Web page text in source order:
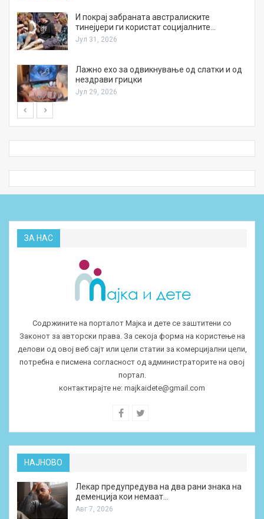
И покрај забраната австралиските
тинејџери ги користат социјалните…
Јул 31, 2026
Лажно ехо за одвикнување од слатки и од
нездрави грицки
Јул 29, 2026
ЗА НАС
Содржините на порталот Мајка и дете се заштитени со
Законот за авторски права. За секоја форма на користење на
делови од овој веб сајт или цели статии за комерцијални цели,
потребна е писмена согласност од администраторите на овој
портал.
контактирајте не: majkaidete@gmail.com
НАЈНОВО
Лекар предупредува на два рани знака на
деменција кои немаат…
Авг 7, 2026